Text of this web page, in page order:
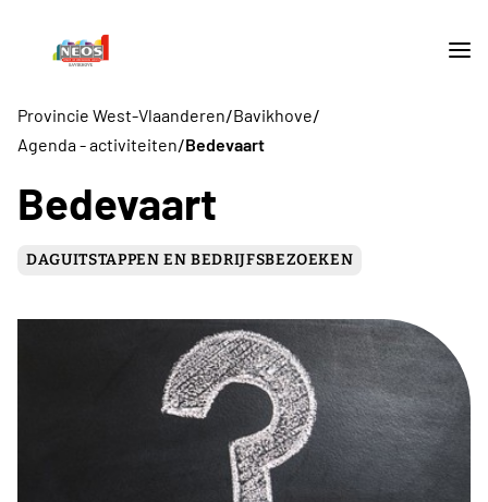
Provincie West-Vlaanderen/Bavikhove/
Agenda - activiteiten/Bedevaart
Bedevaart
DAGUITSTAPPEN EN BEDRIJFSBEZOEKEN